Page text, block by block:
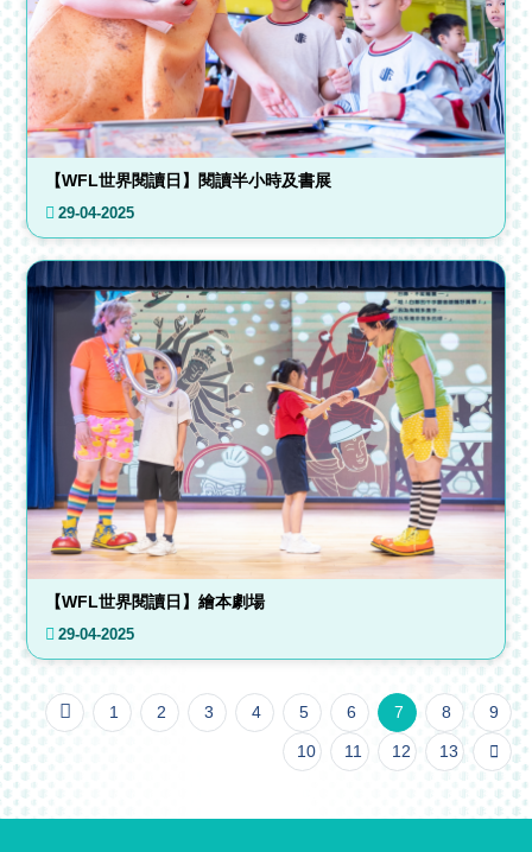
【WFL世界閱讀日】閱讀半小時及書展
29-04-2025
【WFL世界閱讀日】繪本劇場
29-04-2025
1 2 3 4 5 6 7 8 9
10 11 12 13